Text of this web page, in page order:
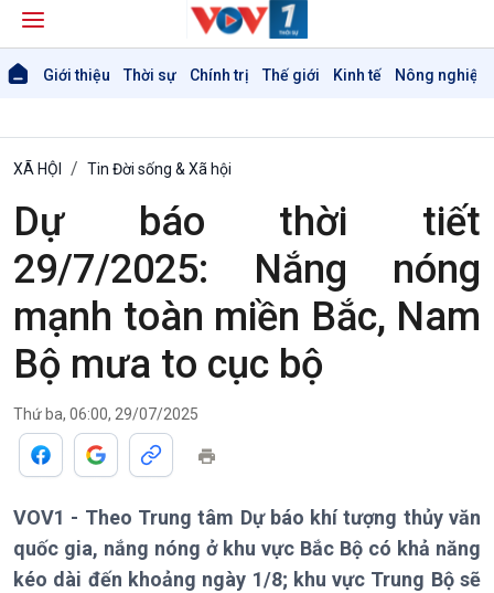
Giới thiệu Thời sự Chính trị Thế giới Kinh tế Nông nghiệp
Giới thiệu
Thời sự
Bản tin
Chuyên mục
Theo dòng Thời sự
XÃ HỘI Tin Đời sống & Xã hội
Dự báo thời tiết
29/7/2025: Nắng nóng
mạnh toàn miền Bắc, Nam
Bộ mưa to cục bộ
Thứ ba, 06:00, 29/07/2025
VOV1 - Theo Trung tâm Dự báo khí tượng thủy văn
quốc gia, nắng nóng ở khu vực Bắc Bộ có khả năng
kéo dài đến khoảng ngày 1/8; khu vực Trung Bộ sẽ